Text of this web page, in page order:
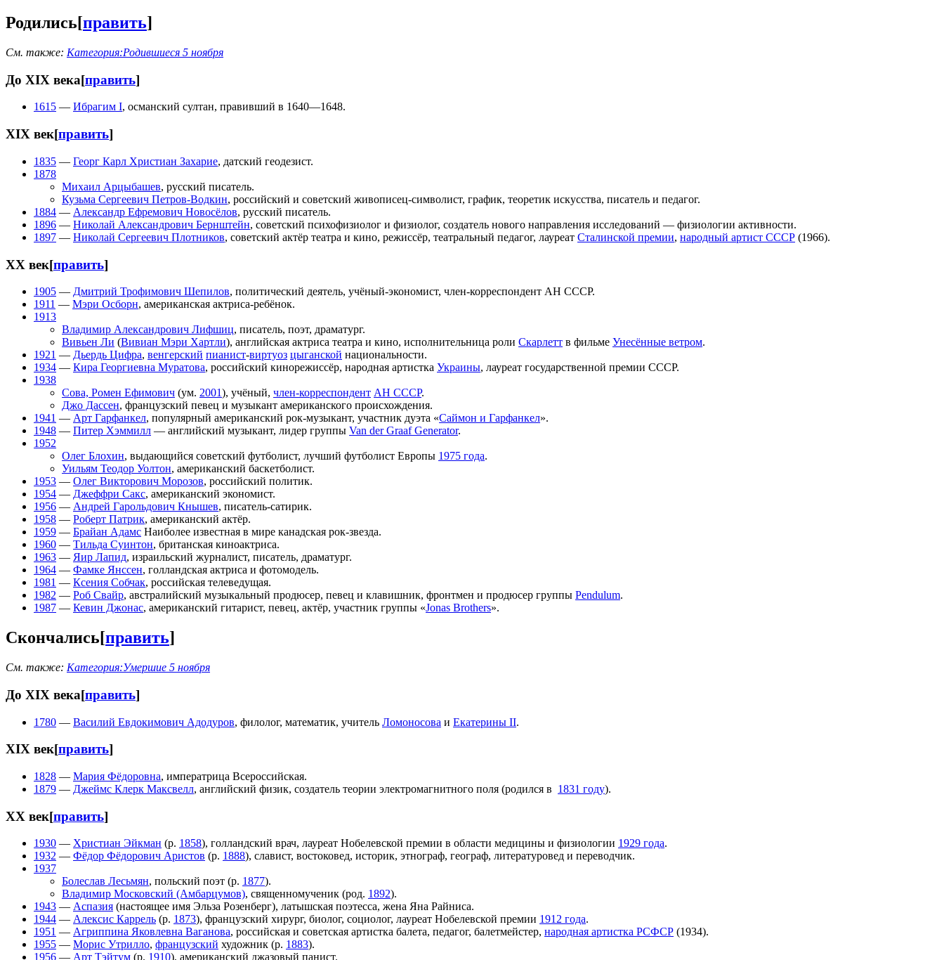
Родились[править]
См. также: Категория:Родившиеся 5 ноября
До XIX века[править]
1615 — Ибрагим I, османский султан, правивший в 1640—1648.
XIX век[править]
1835 — Георг Карл Христиан Захарие, датский геодезист.
1878
Михаил Арцыбашев, русский писатель.
Кузьма Сергеевич Петров-Водкин, российский и советский живописец-символист, график, теоретик искусства, писатель и педагог.
1884 — Александр Ефремович Новосёлов, русский писатель.
1896 — Николай Александрович Бернштейн, советский психофизиолог и физиолог, создатель нового направления исследований — физиологии активности.
1897 — Николай Сергеевич Плотников, советский актёр театра и кино, режиссёр, театральный педагог, лауреат Сталинской премии, народный артист СССР (1966).
XX век[править]
1905 — Дмитрий Трофимович Шепилов, политический деятель, учёный-экономист, член-корреспондент АН СССР.
1911 — Мэри Осборн, американская актриса-ребёнок.
1913
Владимир Александрович Лифшиц, писатель, поэт, драматург.
Вивьен Ли (Вивиан Мэри Хартли), английская актриса театра и кино, исполнительница роли Скарлетт в фильме Унесённые ветром.
1921 — Дьердь Цифра, венгерский пианист-виртуоз цыганской национальности.
1934 — Кира Георгиевна Муратова, российский кинорежиссёр, народная артистка Украины, лауреат государственной премии СССР.
1938
Сова, Ромен Ефимович (ум. 2001), учёный, член-корреспондент АН СССР.
Джо Дассен, французский певец и музыкант американского происхождения.
1941 — Арт Гарфанкел, популярный американский рок-музыкант, участник дуэта «Саймон и Гарфанкел».
1948 — Питер Хэммилл — английский музыкант, лидер группы Van der Graaf Generator.
1952
Олег Блохин, выдающийся советский футболист, лучший футболист Европы 1975 года.
Уильям Теодор Уолтон, американский баскетболист.
1953 — Олег Викторович Морозов, российский политик.
1954 — Джеффри Сакс, американский экономист.
1956 — Андрей Гарольдович Кнышев, писатель-сатирик.
1958 — Роберт Патрик, американский актёр.
1959 — Брайан Адамс Наиболее известная в мире канадская рок-звезда.
1960 — Тильда Суинтон, британская киноактриса.
1963 — Яир Лапид, израильский журналист, писатель, драматург.
1964 — Фамке Янссен, голландская актриса и фотомодель.
1981 — Ксения Собчак, российская телеведущая.
1982 — Роб Свайр, австралийский музыкальный продюсер, певец и клавишник, фронтмен и продюсер группы Pendulum.
1987 — Кевин Джонас, американский гитарист, певец, актёр, участник группы «Jonas Brothers».
Скончались[править]
См. также: Категория:Умершие 5 ноября
До XIX века[править]
1780 — Василий Евдокимович Адодуров, филолог, математик, учитель Ломоносова и Екатерины II.
XIX век[править]
1828 — Мария Фёдоровна, императрица Всероссийская.
1879 — Джеймс Клерк Максвелл, английский физик, создатель теории электромагнитного поля (родился в 1831 году).
XX век[править]
1930 — Христиан Эйкман (р. 1858), голландский врач, лауреат Нобелевской премии в области медицины и физиологии 1929 года.
1932 — Фёдор Фёдорович Аристов (р. 1888), славист, востоковед, историк, этнограф, географ, литературовед и переводчик.
1937
Болеслав Лесьмян, польский поэт (р. 1877).
Владимир Московский (Амбарцумов), священномученик (род. 1892).
1943 — Аспазия (настоящее имя Эльза Розенберг), латышская поэтесса, жена Яна Райниса.
1944 — Алексис Каррель (р. 1873), французский хирург, биолог, социолог, лауреат Нобелевской премии 1912 года.
1951 — Агриппина Яковлевна Ваганова, российская и советская артистка балета, педагог, балетмейстер, народная артистка РСФСР (1934).
1955 — Морис Утрилло, французский художник (р. 1883).
1956 — Арт Тэйтум (р. 1910), американский джазовый панист.